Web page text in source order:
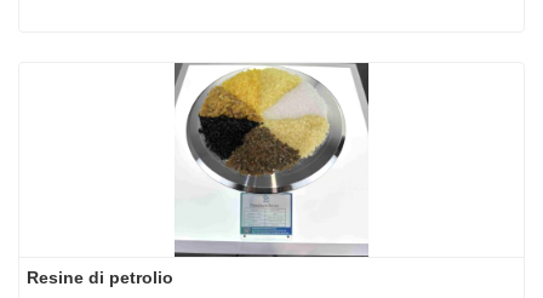
Resine di petrolio